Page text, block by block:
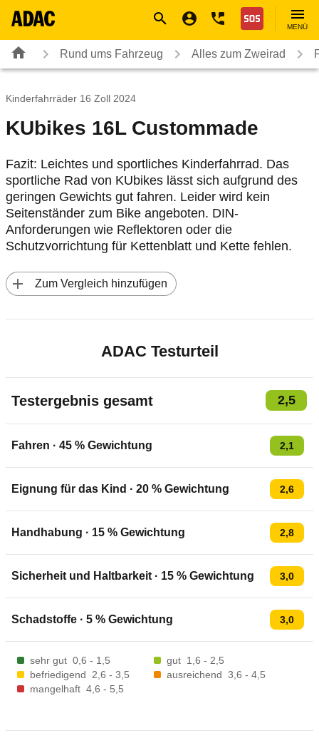
Nothilfe
MENÜ
Rund ums Fahrzeug Alles zum Zweirad
Kinderfahrräder 16 Zoll 2024
KUbikes 16L Custommade
Zum Vergleich hinzufügen
Fazit: Leichtes und sportliches Kinderfahrrad. Das
sportliche Rad von KUbikes lässt sich aufgrund des
geringen Gewichts gut fahren. Leider wird kein
Seitenständer zum Bike angeboten. DIN-
Anforderungen wie Reflektoren oder die
Schutzvorrichtung für Kettenblatt und Kette fehlen.
ADAC Testurteil
Testergebnis gesamt 2,5
Fahren · 45 % Gewichtung 2,1
Eignung für das Kind · 20 % Gewichtung 2,6
Handhabung · 15 % Gewichtung 2,8
Sicherheit und Haltbarkeit · 15 % Gewichtung 3,0
Schadstoffe · 5 % Gewichtung 3,0
sehr gut 0,6 - 1,5 gut 1,6 - 2,5
befriedigend
2,6 - 3,5 ausreichend 3,6 - 4,5
mangelhaft 4,6 - 5,5